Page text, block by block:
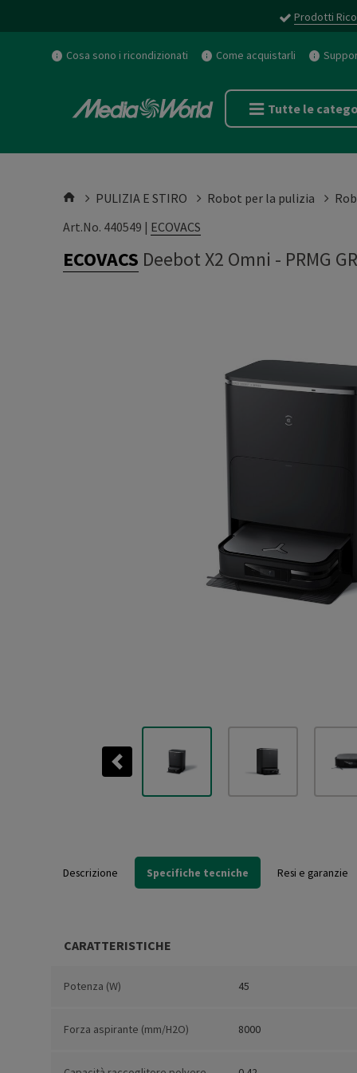
Prodotti
Cosa sono i ricondizionati Come acquistarli
Tutte le
PULIZIA E STIRO Robot per la pulizia
Art.No. 440549 | ECOVACS
ECOVACS Deebot X2 Omni - PRMG
Previous
Descrizione Specifiche tecniche Resi e garanzie
CARATTERISTICHE
Potenza (W) 45
Forza aspirante (mm/H2O) 8000